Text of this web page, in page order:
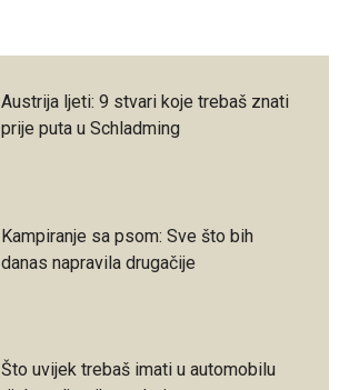
Austrija ljeti: 9 stvari koje trebaš znati
prije puta u Schladming
Kampiranje sa psom: Sve što bih
danas napravila drugačije
Što uvijek trebaš imati u automobilu